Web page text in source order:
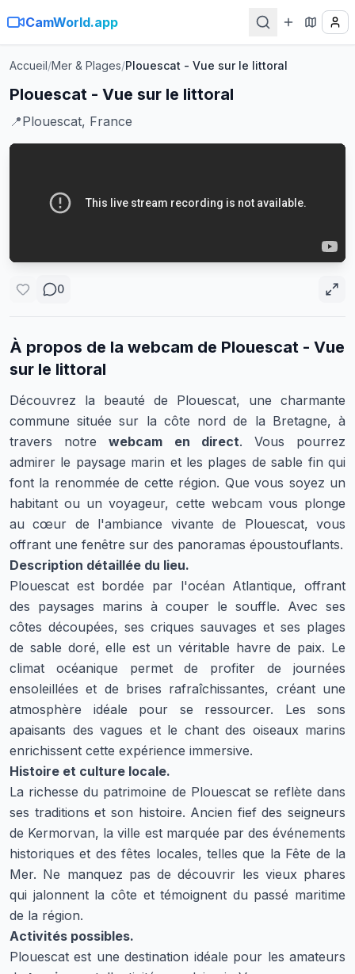
CamWorld.app
Accueil/Mer & Plages/Plouescat - Vue sur le littoral
Plouescat - Vue sur le littoral
📍Plouescat, France
0
À propos de la webcam de Plouescat - Vue
sur le littoral
Découvrez la beauté de Plouescat, une charmante
commune située sur la côte nord de la Bretagne, à
travers notrewebcam en direct. Vous pourrez
admirer le paysage marin et les plages de sable fin qui
font la renommée de cette région. Que vous soyez un
habitant ou un voyageur, cette webcam vous plonge
au cœur de l'ambiance vivante de Plouescat, vous
offrant une fenêtre sur des panoramas époustouflants.
Description détaillée du lieu.
Plouescat est bordée par l'océan Atlantique, offrant
des paysages marins à couper le souffle. Avec ses
côtes découpées, ses criques sauvages et ses plages
de sable doré, elle est un véritable havre de paix. Le
climat océanique permet de profiter de journées
ensoleillées et de brises rafraîchissantes, créant une
atmosphère idéale pour se ressourcer. Les sons
apaisants des vagues et le chant des oiseaux marins
enrichissent cette expérience immersive.
Histoire et culture locale.
La richesse du patrimoine de Plouescat se reflète dans
ses traditions et son histoire. Ancien fief des seigneurs
de Kermorvan, la ville est marquée par des événements
historiques et des fêtes locales, telles que la Fête de la
Mer. Ne manquez pas de découvrir les vieux phares
qui jalonnent la côte et témoignent du passé maritime
de la région.
Activités possibles.
Plouescat est une destination idéale pour les amateurs